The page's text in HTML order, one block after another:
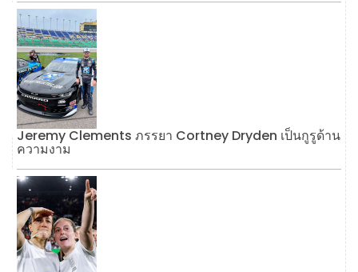
Jeremy Clements ภรรยา Cortney Dryden เป็นกูรูด้าน
ความงาม